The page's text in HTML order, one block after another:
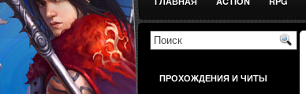
ШУТЕРЫ
ПРОХОЖДЕНИЯ И ЧИТЫ